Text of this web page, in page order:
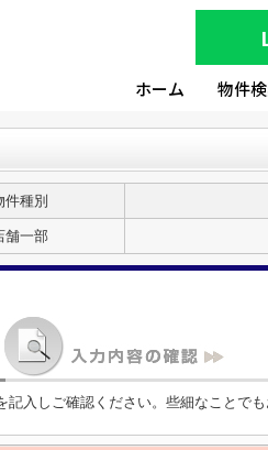
ホーム 物件
件種別
舗一部
記入しご確認ください。些細なことで